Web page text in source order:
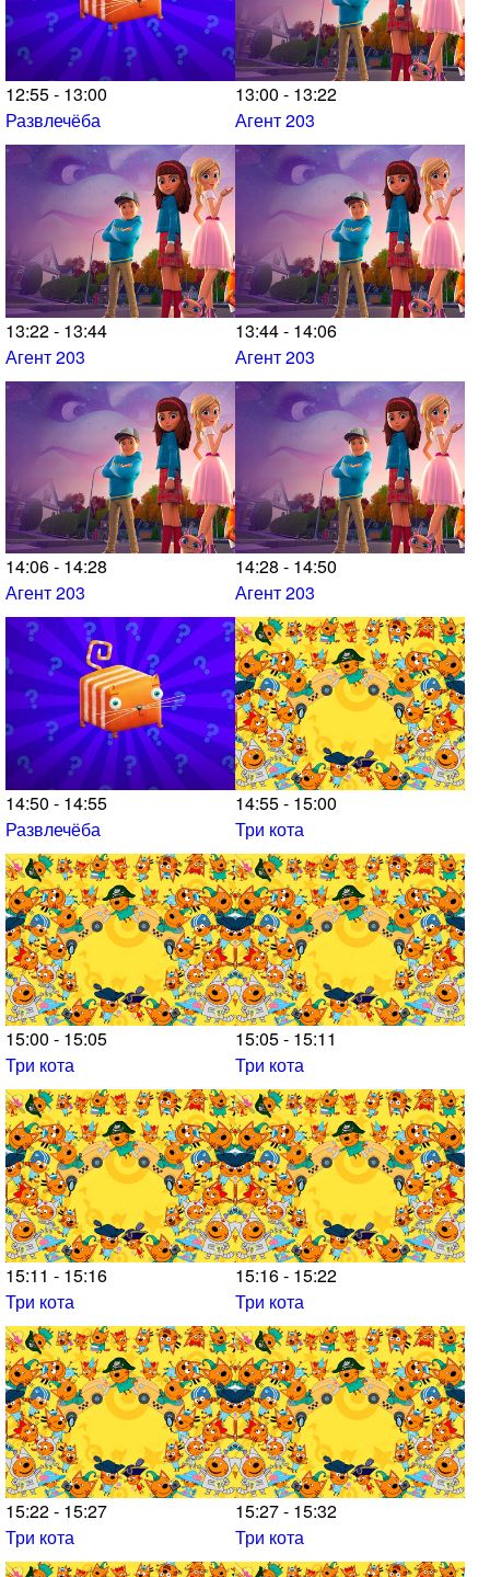
12:55 - 13:00
Развлечёба
13:00 - 13:22
Агент 203
13:22 - 13:44
Агент 203
13:44 - 14:06
Агент 203
14:06 - 14:28
Агент 203
14:28 - 14:50
Агент 203
14:50 - 14:55
Развлечёба
14:55 - 15:00
Три кота
15:00 - 15:05
Три кота
15:05 - 15:11
Три кота
15:11 - 15:16
Три кота
15:16 - 15:22
Три кота
15:22 - 15:27
Три кота
15:27 - 15:32
Три кота